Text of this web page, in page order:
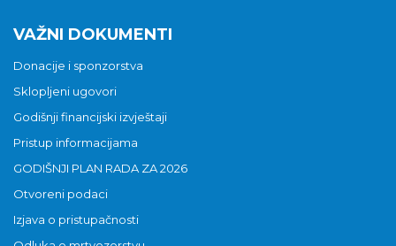
VAŽNI DOKUMENTI
Donacije i sponzorstva
Sklopljeni ugovori
Godišnji financijski izvještaji
Pristup informacijama
GODIŠNJI PLAN RADA ZA 2026
Otvoreni podaci
Izjava o pristupačnosti